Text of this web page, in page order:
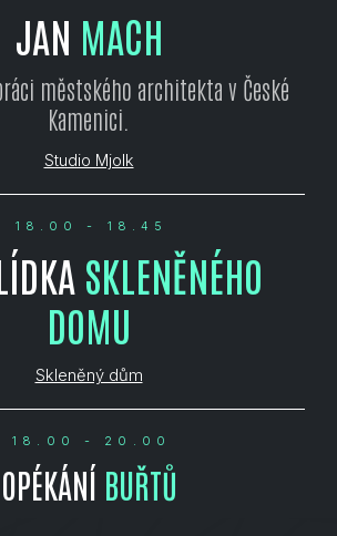
JAN MACH
městského architekta v České
Kamenici.
Studio Mjolk
18.00 - 18.45
SKLENĚNÉHO
DOMU
Skleněný dům
18.00 - 20.00
OPÉKÁNÍ BUŘTŮ